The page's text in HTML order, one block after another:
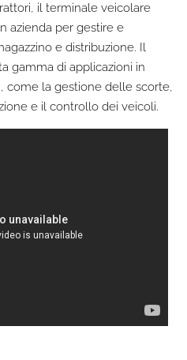
il terminale veicolare
azienda per gestire e
e distribuzione. Il
gamma di applicazioni in
come la gestione delle scorte,
e il controllo dei veicoli.
visualizzare il video